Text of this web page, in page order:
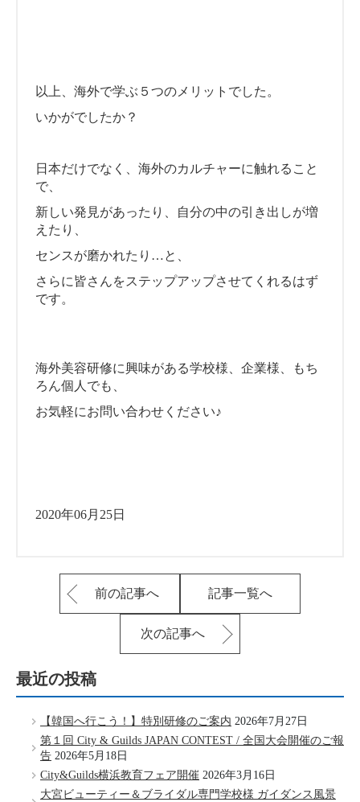
以上、海外で学ぶ５つのメリットでした。
いかがでしたか？
日本だけでなく、海外のカルチャーに触れること
で、
新しい発見があったり、自分の中の引き出しが増
えたり、
センスが磨かれたり…と、
さらに皆さんをステップアップさせてくれるはず
です。
海外美容研修に興味がある学校様、企業様、もち
ろん個人でも、
お気軽にお問い合わせください♪
2020年06月25日
前の記事へ 記事一覧へ
次の記事へ
最近の投稿
【韓国へ行こう！】特別研修のご案内 2026年7月27日
第１回 City & Guilds JAPAN CONTEST / 全国大会開催のご報
告 2026年5月18日
City&Guilds横浜教育フェア開催 2026年3月16日
大宮ビューティー＆ブライダル専門学校様 ガイダンス風景